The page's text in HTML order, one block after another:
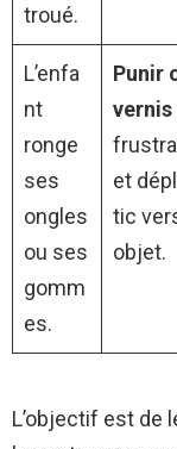
troué.
L’enfa
nt
ronge
ses
ongles
ou ses
gomm
es.
Punir
vernis
et
tic
objet.
L’objectif est de